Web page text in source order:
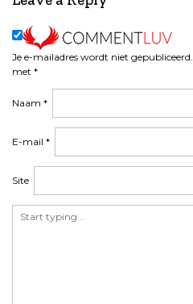
Je e-mailadres wordt niet gepubliceerd.
met *
Naam *
E-mail *
Site